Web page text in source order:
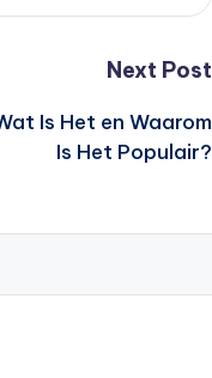
Next Post
Is Het en Waarom
Is Het Populair?